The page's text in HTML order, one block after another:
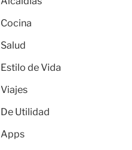
Cocina
Salud
Estilo de Vida
Viajes
De Utilidad
Apps